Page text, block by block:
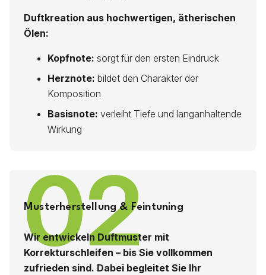
Duftkreation aus hochwertigen, ätherischen
Ölen:
Kopfnote: sorgt für den ersten Eindruck
Herznote: bildet den Charakter der
Komposition
Basisnote: verleiht Tiefe und langanhaltende
Wirkung
02
Musterherstellung & Feintuning
Wir entwickeln Duftmuster mit
Korrekturschleifen – bis Sie vollkommen
zufrieden sind. Dabei begleitet Sie Ihr